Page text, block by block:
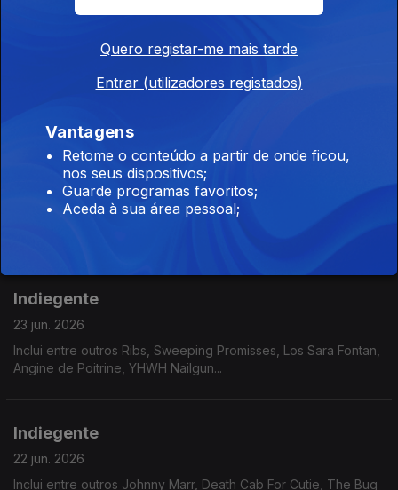
Inclui entre outros Graham Coxo, Heavy Lungs, TV Priest,
Indiegente
24 jun. 2026
Inclui entre outros La La Lar, Kneecap, Lip Critic, Kim Gordon,
Indiegente
23 jun. 2026
Inclui entre outros Ribs, Sweeping Promisses, Los Sara Fontan,
Angine de Poitrine, YHWH Nailgun...
Indiegente
22 jun. 2026
Inclui entre outros Johnny Marr, Death Cab For Cutie, The Bug
Quero registar-me mais tarde
Entrar (utilizadores registados)
Vantagens
Retome o conteúdo a partir de onde ficou,
nos seus dispositivos;
Guarde programas favoritos;
Aceda à sua área pessoal;